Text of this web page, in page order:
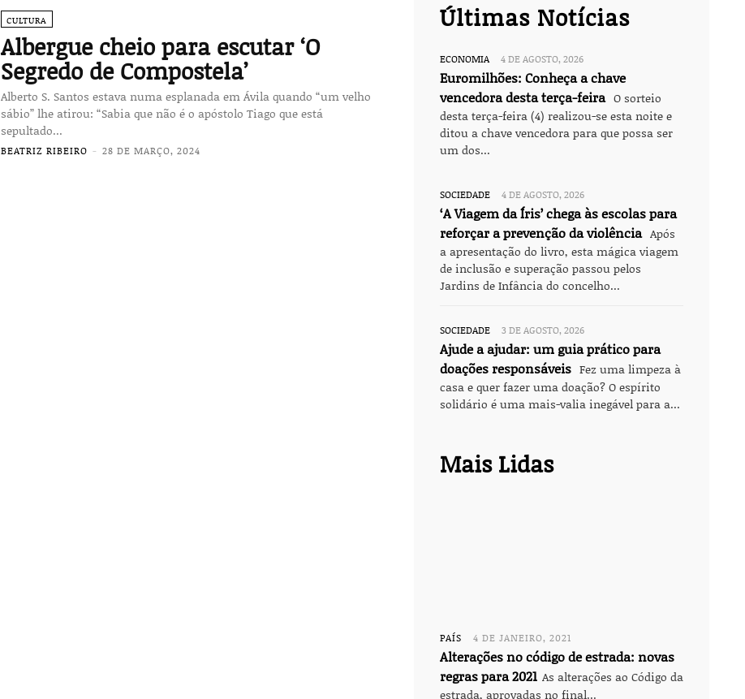
CULTURA
Albergue cheio para escutar ‘O
Segredo de Compostela’
Alberto S. Santos estava numa esplanada em Ávila quando “um velho
sábio” lhe atirou: “Sabia que não é o apóstolo Tiago que está
sepultado...
BEATRIZ RIBEIRO - 28 DE MARÇO, 2024
Últimas Notícias
ECONOMIA 4 DE AGOSTO, 2026
Euromilhões: Conheça a chave
vencedora desta terça-feira O sorteio
desta terça-feira (4) realizou-se esta noite e
ditou a chave vencedora para que possa ser
um dos...
SOCIEDADE 4 DE AGOSTO, 2026
‘A Viagem da Íris’ chega às escolas para
reforçar a prevenção da violência Após
a apresentação do livro, esta mágica viagem
de inclusão e superação passou pelos
Jardins de Infância do concelho...
SOCIEDADE 3 DE AGOSTO, 2026
Ajude a ajudar: um guia prático para
doações responsáveis Fez uma limpeza à
casa e quer fazer uma doação? O espírito
solidário é uma mais-valia inegável para a...
Mais Lidas
PAÍS 4 DE JANEIRO, 2021
Alterações no código de estrada: novas
regras para 2021 As alterações ao Código da
estrada, aprovadas no final...